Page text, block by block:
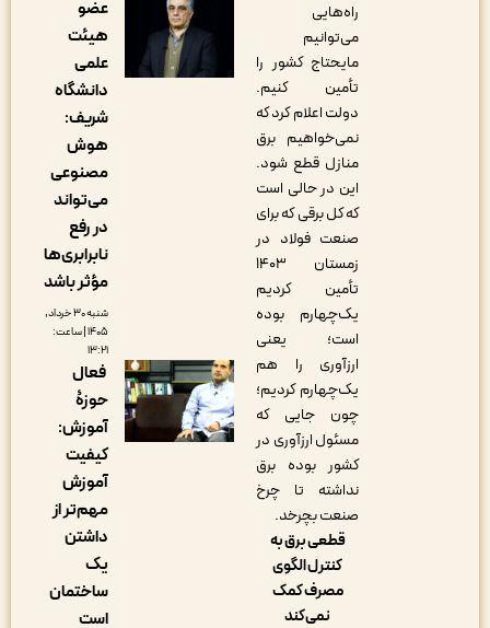
می‌توانیم
مایحتاج کشور را
تأمین کنیم.
دولت اعلام کرد که
نمی‌خواهیم برق
منازل قطع شود.
این در حالی است
که کل برقی که برای
صنعت فولاد در
زمستان ۱۴۰۳
تأمین کردیم
یک‌چهارم بوده
است؛ یعنی
ارزآوری را هم
یک‌چهارم کردیم؛
چون جایی که
مسئول ارزآوری در
کشور بوده برق
نداشته تا چرخ
صنعت بچرخد.
قطعی برق به
کنترل الگوی
مصرف کمک
هیئت
علمی
دانشگاه
مصنوعی
می‌تواند
نابرابری‌ها
مؤثر باشد
شنبه ۳۰ خرداد,
۱۴۰۵ | ساعت:
فعال
حوزۀ
آموزش:
مهم‌تر از
ساختمان